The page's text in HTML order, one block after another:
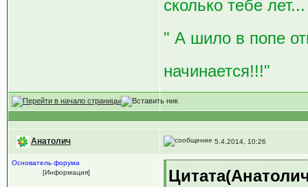
сколько тебе лет...
" А шило в попе
начинается!!!"
Анатолич 5.4.2014, 10:26
Основатель форума
[Информация]